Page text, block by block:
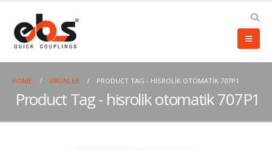
HOME ÜRÜNLER PRODUCT TAG - HISROLIK OTOMATIK 707P1
Product Tag - hisrolik otomatik 707P1